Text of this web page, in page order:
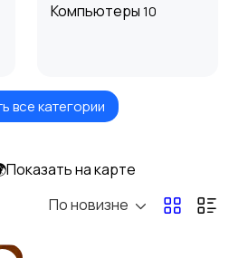
Компьютеры 10
Клавиатуры и мыши
все категории
на карте
По новизне